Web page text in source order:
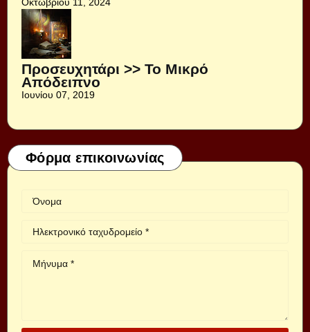
Προσευχητάρι >> Το Μικρό
Απόδειπνο
Ιουνίου 07, 2019
Φόρμα επικοινωνίας